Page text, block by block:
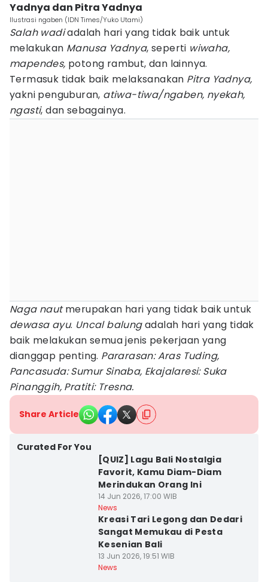
Yadnya dan Pitra Yadnya
Ilustrasi ngaben (IDN Times/Yuko Utami)
Salah wadiadalah hari yang tidak baik untuk
melakukan Manusa Yadnya, seperti wiwaha,
mapendes, potong rambut, dan lainnya.
Termasuk tidak baik melaksanakan Pitra Yadnya,
yakni penguburan, atiwa-tiwa/ngaben, nyekah,
ngasti, dan sebagainya.
Naga nautmerupakan hari yang tidak baik untuk
dewasa ayu. Uncal balungadalah hari yang tidak
baik melakukan semua jenis pekerjaan yang
dianggap penting. Pararasan: Aras Tuding,
Pancasuda: Sumur Sinaba, Ekajalaresi: Suka
Pinanggih, Pratiti: Tresna.
Share Article
Curated For You
[QUIZ] Lagu Bali Nostalgia
Favorit, Kamu Diam-Diam
Merindukan Orang Ini
14 Jun 2026, 17:00 WIB
News
Kreasi Tari Legong dan Dedari
Sangat Memukau di Pesta
Kesenian Bali
13 Jun 2026, 19:51 WIB
News